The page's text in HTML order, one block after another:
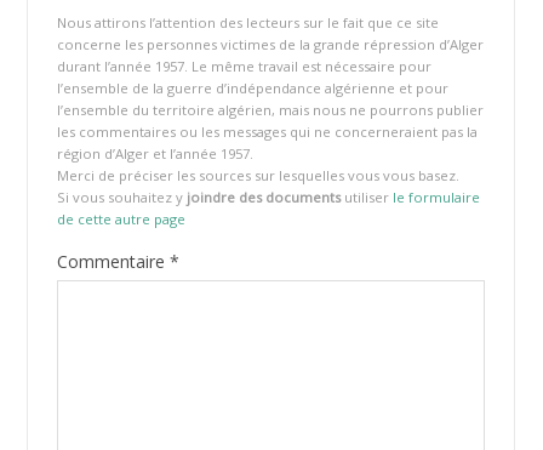
Nous attirons l’attention des lecteurs sur le fait que ce site
concerne les personnes victimes de la grande répression d’Alger
durant l’année 1957. Le même travail est nécessaire pour
l’ensemble de la guerre d’indépendance algérienne et pour
l’ensemble du territoire algérien, mais nous ne pourrons publier
les commentaires ou les messages qui ne concerneraient pas la
région d’Alger et l’année 1957.
Merci de préciser les sources sur lesquelles vous vous basez.
Si vous souhaitez y joindre des documentsutiliser le formulaire
de cette autre page
Commentaire *